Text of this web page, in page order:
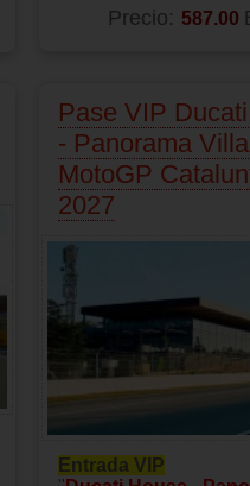
Precio: 587.00
Pase VIP
- Panorama
MotoGP
2027
Entrada VIP